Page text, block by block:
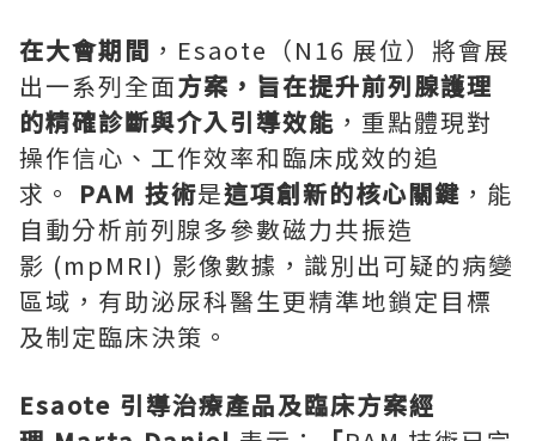
在大會期間 ，Esaote（N16 展位）將會展
出一系列全面方案，旨在提升前列腺護理
的精確診斷與介入引導效能 ，重點體現對
操作信心、工作效率和臨床成效的追
求。 PAM 技術是這項創新的核心關鍵 ，能
自動分析前列腺多參數磁力共振造
影 (mpMRI) 影像數據，識別出可疑的病變
區域，有助泌尿科醫生更精準地鎖定目標
及制定臨床決策。
Esaote 引導治療產品及臨床方案經